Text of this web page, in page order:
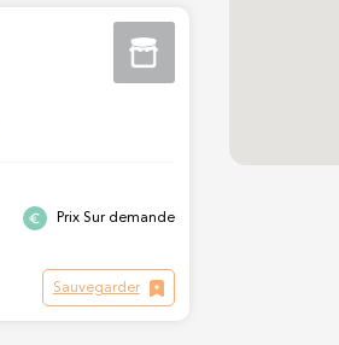
Prix Sur demande
Sauvegarder